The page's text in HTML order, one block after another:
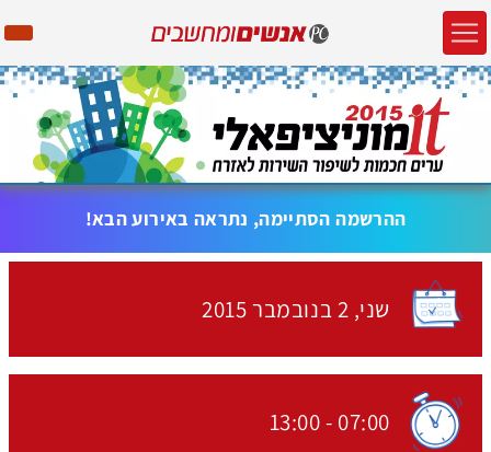
ההרשמה הסתיימה, נתראה באירוע הבא!
האירוע יתקיים בתאריך
שני, 2 בנובמבר 2015
שעת התחלת האירוע:
07:00
-
13:00